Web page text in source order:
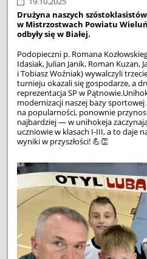
Drużyna naszych
w Mistrzostwach Powiatu
odbyły się w Białej.
Podopieczni p. Romana
Idasiak, Julian Janik, Roman Kuzan,
i Tobiasz Woźniak) wywalczyli
turnieju okazali się gospodarze, a
reprezentacja SP w Pątnowie.
modernizacji naszej bazy
na popularności, ponownie
najbardziej — w unihokeja
uczniowie w klasach I-III, a to daje
wyniki w przyszłości!💪👏